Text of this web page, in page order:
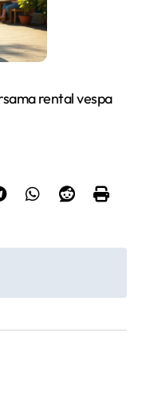
rental vespa